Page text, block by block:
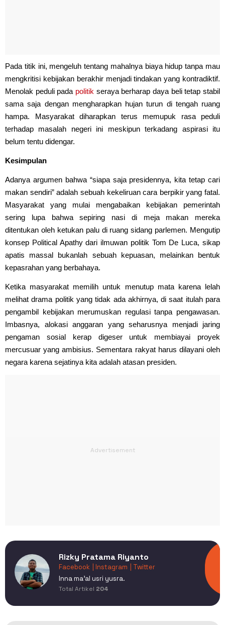
Pada titik ini, mengeluh tentang mahalnya biaya hidup tanpa mau
mengkritisi kebijakan berakhir menjadi tindakan yang kontradiktif.
Menolak peduli pada politik seraya berharap daya beli tetap stabil
sama saja dengan mengharapkan hujan turun di tengah ruang
hampa. Masyarakat diharapkan terus memupuk rasa peduli
terhadap masalah negeri ini meskipun terkadang aspirasi itu
belum tentu didengar.
Kesimpulan
Adanya argumen bahwa “siapa saja presidennya, kita tetap cari
makan sendiri” adalah sebuah kekeliruan cara berpikir yang fatal.
Masyarakat yang mulai mengabaikan kebijakan pemerintah
sering lupa bahwa sepiring nasi di meja makan mereka
ditentukan oleh ketukan palu di ruang sidang parlemen. Mengutip
konsep Political Apathy dari ilmuwan politik Tom De Luca, sikap
apatis massal bukanlah sebuah kepuasan, melainkan bentuk
kepasrahan yang berbahaya.
Ketika masyarakat memilih untuk menutup mata karena lelah
melihat drama politik yang tidak ada akhirnya, di saat itulah para
pengambil kebijakan merumuskan regulasi tanpa pengawasan.
Imbasnya, alokasi anggaran yang seharusnya menjadi jaring
pengaman sosial kerap digeser untuk membiayai proyek
mercusuar yang ambisius. Sementara rakyat harus dilayani oleh
negara karena sejatinya kita adalah atasan presiden.
Rizky Pratama Riyanto
Facebook | Instagram
| Twitter
Inna ma'al usri yusra.
Total Artikel 204